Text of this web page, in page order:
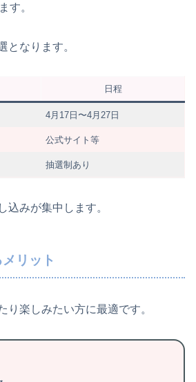
す。
となります。
日程
4月17日〜4月27日
公式サイト等
抽選制あり
込みが集中します。
リット
り楽しみたい方に最適です。